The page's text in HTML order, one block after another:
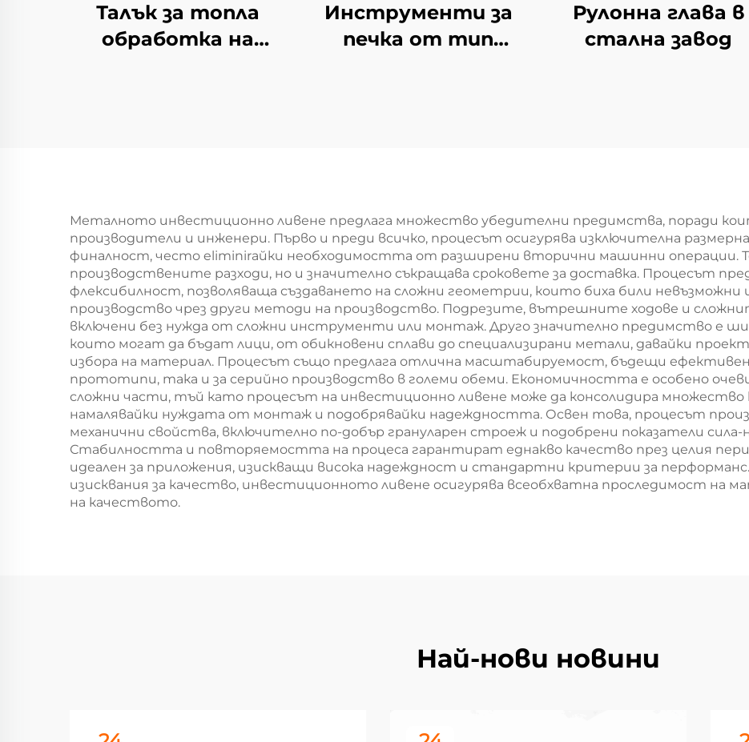
Талък за топла
обработка на
Инструменти за
печка от тип
Рулонна глава в
стална завод
Металното инвестиционно ливене предлага множество убедителни предимства, поради
производители и инженери. Първо и преди всичко, процесът осигурява изключителна
финалност, често eliminirайки необходимостта от разширени вторични машинни операции.
производствените разходи, но и значително съкращава сроковете за доставка. Процесът
флексибилност, позволяваща създаването на сложни геометрии, които биха били невъзможни
производство чрез други методи на производство. Подрезите, вътрешните ходове и
включени без нужда от сложни инструменти или монтаж. Друго значително предимство е
които могат да бъдат лици, от обикновени сплави до специализирани метали, давайки
избора на материал. Процесът също предлага отлична масштабируемост, бъдещи ефективен
прототипи, така и за серийно производство в големи обеми. Економичността е особено
сложни части, тъй като процесът на инвестиционно ливене може да консолидира
намалявайки нуждата от монтаж и подобрявайки надеждността. Освен това, процесът
механични свойства, включително по-добър грануларен строеж и подобрени показатели
Стабилността и повторяемостта на процеса гарантират еднакво качество през целия
идеален за приложения, изискващи висока надеждност и стандартни критерии за
изисквания за качество, инвестиционното ливене осигурява всеобхватна проследимост на
на качеството.
Най-нови новини